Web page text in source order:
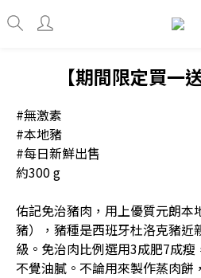
【期間限定買一
#無激素
#本地豬
#每日新鮮出售
約300 g
佑記免治豬肉，用上優質元朗本
豬），豬種是西班牙杜洛克豬近
級。免治肉比例選用3成肥7成
不覺油膩。不論用來製作蒸肉餅